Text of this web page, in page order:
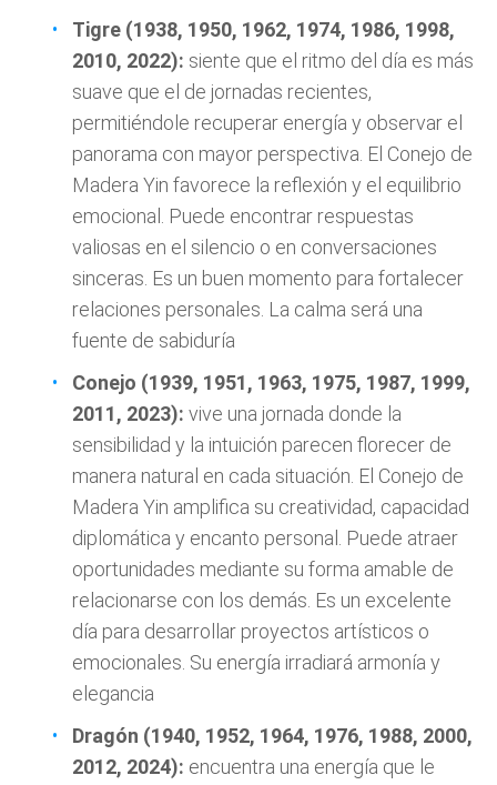
Tigre (1938, 1950, 1962, 1974, 1986, 1998,
2010, 2022): siente que el ritmo del día es más
suave que el de jornadas recientes,
permitiéndole recuperar energía y observar el
panorama con mayor perspectiva. El Conejo de
Madera Yin favorece la reflexión y el equilibrio
emocional. Puede encontrar respuestas
valiosas en el silencio o en conversaciones
sinceras. Es un buen momento para fortalecer
relaciones personales. La calma será una
fuente de sabiduría
Conejo (1939, 1951, 1963, 1975, 1987, 1999,
2011, 2023): vive una jornada donde la
sensibilidad y la intuición parecen florecer de
manera natural en cada situación. El Conejo de
Madera Yin amplifica su creatividad, capacidad
diplomática y encanto personal. Puede atraer
oportunidades mediante su forma amable de
relacionarse con los demás. Es un excelente
día para desarrollar proyectos artísticos o
emocionales. Su energía irradiará armonía y
elegancia
Dragón (1940, 1952, 1964, 1976, 1988, 2000,
2012, 2024): encuentra una energía que le